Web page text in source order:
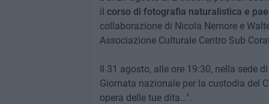
il corso di fotografia naturalistica e
collaborazione di Nicola Nemore e
Associazione Culturale Centro Sub
Il 31 agosto, alle ore 19:30, nella sede
Giornata nazionale per la custodia del
opera delle tue dita…".